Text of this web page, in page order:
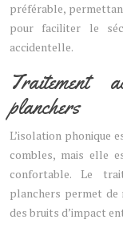
préférable,
pour faciliter le
accidentelle.
Traitement
planchers
L’isolation phonique
combles, mais elle
confortable. Le
planchers permet de
des bruits d’impact